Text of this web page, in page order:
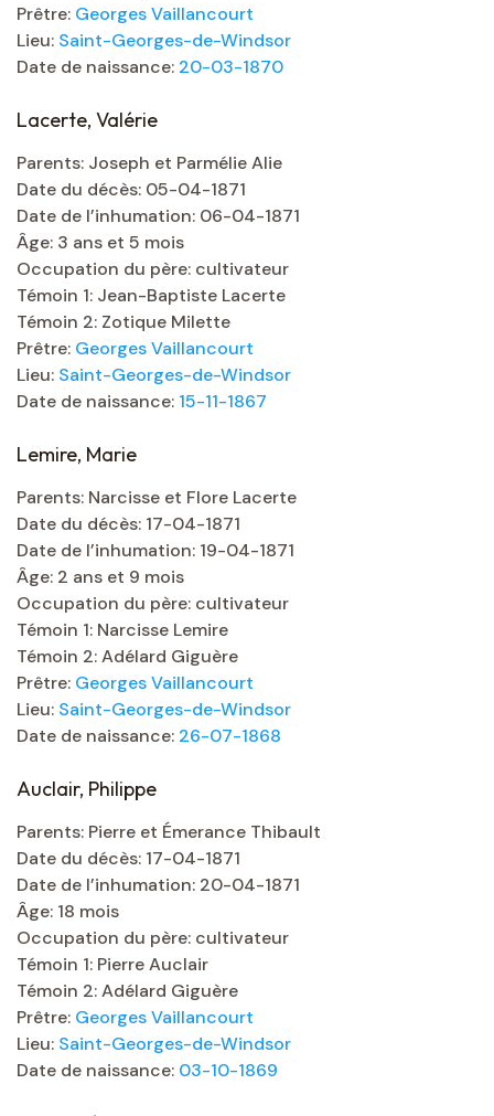
Prêtre: Georges Vaillancourt
Lieu: Saint-Georges-de-Windsor
Date de naissance: 20-03-1870
Lacerte, Valérie
Parents: Joseph et Parmélie Alie
Date du décès: 05-04-1871
Date de l’inhumation: 06-04-1871
Âge: 3 ans et 5 mois
Occupation du père: cultivateur
Témoin 1: Jean-Baptiste Lacerte
Témoin 2: Zotique Milette
Prêtre: Georges Vaillancourt
Lieu: Saint-Georges-de-Windsor
Date de naissance: 15-11-1867
Lemire, Marie
Parents: Narcisse et Flore Lacerte
Date du décès: 17-04-1871
Date de l’inhumation: 19-04-1871
Âge: 2 ans et 9 mois
Occupation du père: cultivateur
Témoin 1: Narcisse Lemire
Témoin 2: Adélard Giguère
Prêtre: Georges Vaillancourt
Lieu: Saint-Georges-de-Windsor
Date de naissance: 26-07-1868
Auclair, Philippe
Parents: Pierre et Émerance Thibault
Date du décès: 17-04-1871
Date de l’inhumation: 20-04-1871
Âge: 18 mois
Occupation du père: cultivateur
Témoin 1: Pierre Auclair
Témoin 2: Adélard Giguère
Prêtre: Georges Vaillancourt
Lieu: Saint-Georges-de-Windsor
Date de naissance: 03-10-1869